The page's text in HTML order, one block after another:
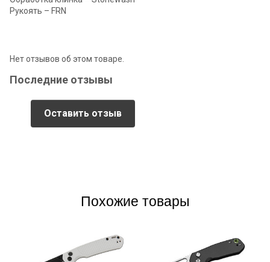
Рукоять – FRN
Нет отзывов об этом товаре.
Последние отзывы
Оставить отзыв
Похожие товары